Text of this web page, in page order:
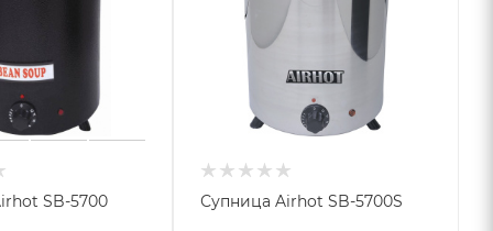
SB-5700 Супница Airhot SB-5700S